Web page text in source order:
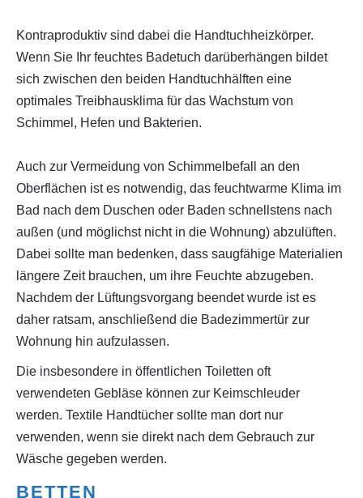
Kontraproduktiv sind dabei die Handtuchheizkörper.
Wenn Sie Ihr feuchtes Badetuch darüberhängen bildet
sich zwischen den beiden Handtuchhälften eine
optimales Treibhausklima für das Wachstum von
Schimmel, Hefen und Bakterien.
Auch zur Vermeidung von Schimmelbefall an den
Oberflächen ist es notwendig, das feuchtwarme Klima im
Bad nach dem Duschen oder Baden schnellstens nach
außen (und möglichst nicht in die Wohnung) abzulüften.
Dabei sollte man bedenken, dass saugfähige Materialien
längere Zeit brauchen, um ihre Feuchte abzugeben.
Nachdem der Lüftungsvorgang beendet wurde ist es
daher ratsam, anschließend die Badezimmertür zur
Wohnung hin aufzulassen.
Die insbesondere in öffentlichen Toiletten oft
verwendeten Gebläse können zur Keimschleuder
werden. Textile Handtücher sollte man dort nur
verwenden, wenn sie direkt nach dem Gebrauch zur
Wäsche gegeben werden.
BETTEN